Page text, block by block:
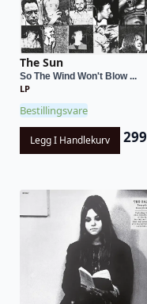
The Sun
So The Wind Won't Blow ...
LP
Bestillingsvare
Legg I Handlekurv 299